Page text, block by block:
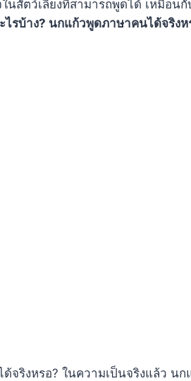
สัตว์เลี้ยงที่สามารถพูดได้ เหมือน
รบ้าง? นกแก้วพูดภาษาคนได้จริงห
ริงหรอ? ในความเป็นจริงแล้ว น